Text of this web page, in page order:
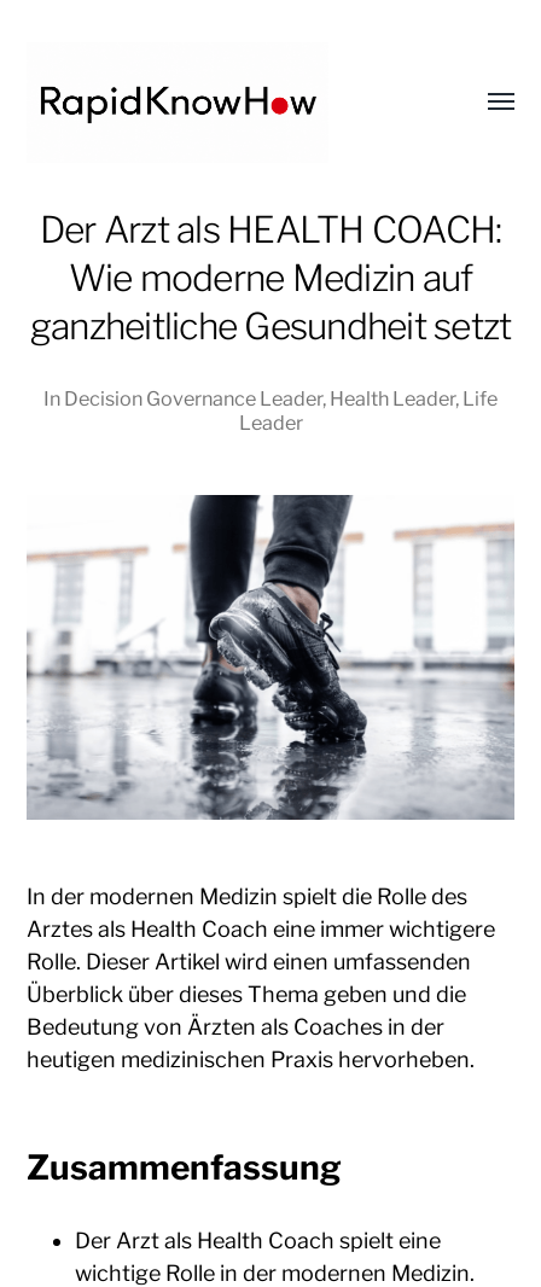
RapidKnowHow
DECISION
MASTER
™
Der Arzt als HEALTH COACH:
Wie moderne Medizin auf
ganzheitliche Gesundheit setzt
In Decision Governance Leader, Health Leader, Life
Leader
In der modernen Medizin spielt die Rolle des
Arztes als Health Coach eine immer wichtigere
Rolle. Dieser Artikel wird einen umfassenden
Überblick über dieses Thema geben und die
Bedeutung von Ärzten als Coaches in der
heutigen medizinischen Praxis hervorheben.
Zusammenfassung
Der Arzt als Health Coach spielt eine
wichtige Rolle in der modernen Medizin.